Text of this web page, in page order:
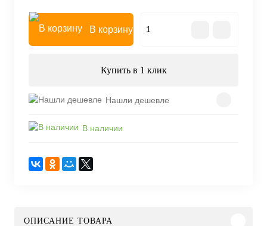
В корзину
Купить в 1 клик
Нашли дешевле
В наличии
ОПИСАНИЕ ТОВАРА